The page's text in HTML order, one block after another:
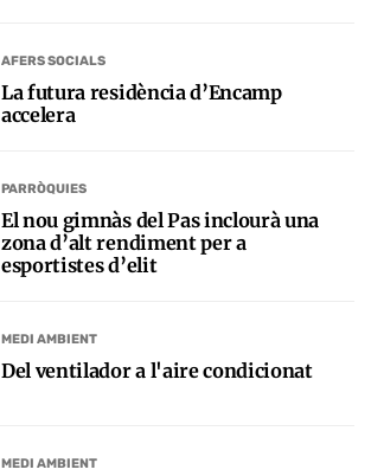
AFERS SOCIALS
La futura residència d’Encamp
accelera
PARRÒQUIES
El nou gimnàs del Pas inclourà una
zona d’alt rendiment per a
esportistes d’elit
MEDI AMBIENT
Del ventilador a l'aire condicionat
MEDI AMBIENT